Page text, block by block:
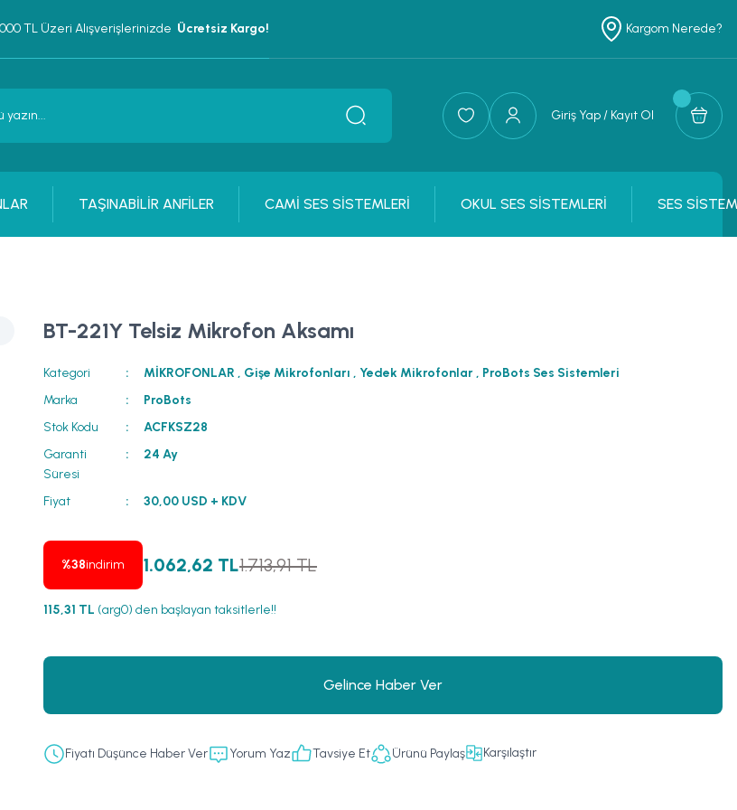
TL Üzeri Alışverişlerinizde Ücretsiz Kargo! Kargom Nerede?
Giriş Yap / Kayıt Ol
TAŞINABİLİR ANFİLER CAMİ SES SİSTEMLERİ OKUL SES SİSTEMLERİ SES
BT-221Y Telsiz Mikrofon Aksamı
Kategori MİKROFONLAR , Gişe Mikrofonları ,Yedek Mikrofonlar, ProBots Ses Sistemleri
Marka
ProBots
Stok Kodu
ACFKSZ28
Garanti
Süresi
24 Ay
Fiyat 30,00 USD + KDV
%38indirim 1.062,62 TL1.713,91 TL
115,31 TL (arg0) den başlayan taksitlerle!!
Gelince Haber Ver
Fiyatı Düşünce Haber Ver Yorum Yaz Tavsiye Et Ürünü Paylaş Karşılaştır